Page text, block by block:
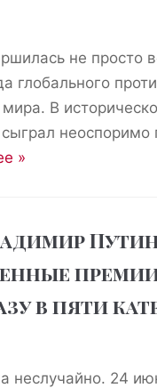
не просто
глобального
В
неоспоримо
»
в пяти
неслучайно. 24